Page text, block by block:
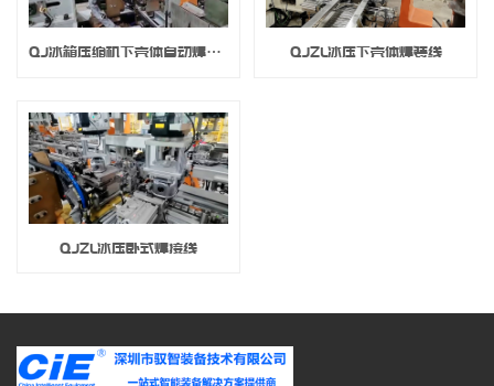
QJ冰箱压缩机下壳体自动焊装产线 QJZL冰压下壳体焊装线
QJZL冰压卧式焊接线